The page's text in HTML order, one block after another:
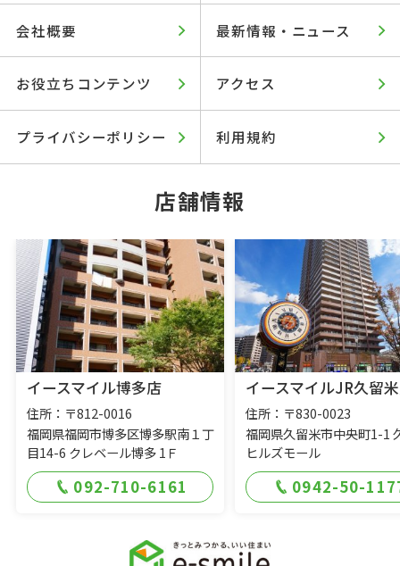
会社概要 最新情報・ニュース
お役立ちコンテンツ アクセス
プライバシーポリシー 利用規約
店舗情報
イースマイル博多店
住所：〒812-0016
福岡県福岡市博多区博多駅南１丁
目14-6 クレベール博多 1Ｆ
092-710-6161
イースマイルJR久留
住所：〒830-0023
福岡県久留米市中央町1-1
ヒルズモール
0942-50-